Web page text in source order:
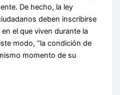
De hecho, la ley
deben inscribirse
el que viven durante la
modo, “la condición de
momento de su